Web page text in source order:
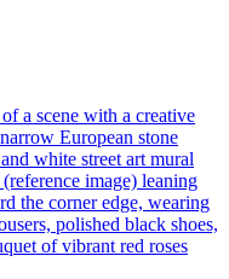
a scene with a creative
European stone
white street art mural
image) leaning
the corner edge, wearing
polished black shoes,
of vibrant red roses